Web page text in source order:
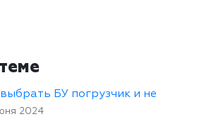
БУ погрузчик и не
2024